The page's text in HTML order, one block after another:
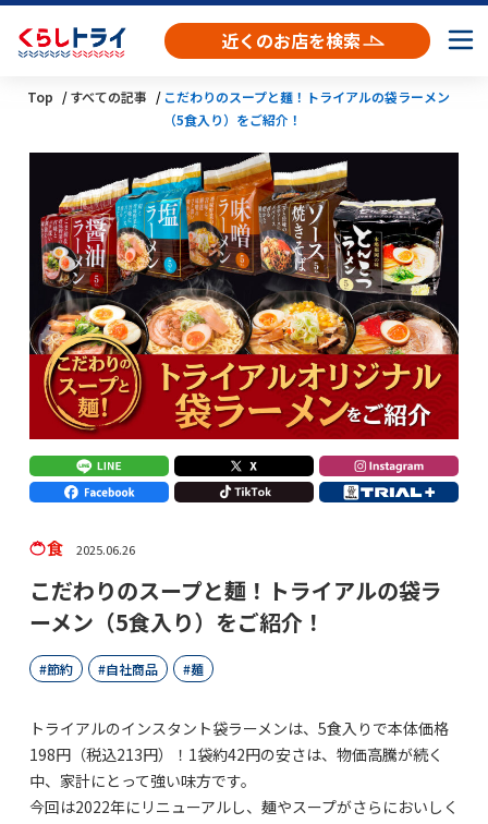
近くのお店を検索
Top すべての記事
こだわりのスープと麺！トライアルの袋ラーメン
（5食入り）をご紹介！
食 2025.06.26
こだわりのスープと麺！トライアルの袋ラ
ーメン（5食入り）をご紹介！
節約 自社商品 麺
トライアルのインスタント袋ラーメンは、5食入りで本体価格
198円（税込213円）！1袋約42円の安さは、物価高騰が続く
中、家計にとって強い味方です。
今回は2022年にリニューアルし、麺やスープがさらにおいしく